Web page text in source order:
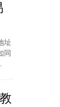
址
同